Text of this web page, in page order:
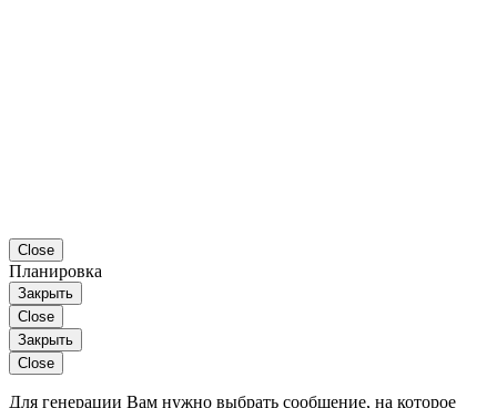
Close
Планировка
Закрыть
Close
Закрыть
Close
Для генерации Вам нужно выбрать сообщение, на которое